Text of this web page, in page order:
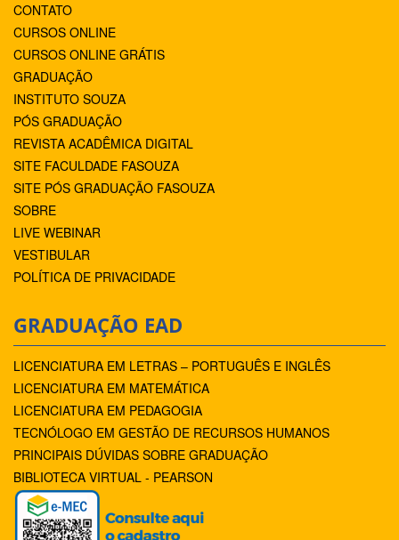
CONTATO
CURSOS ONLINE
CURSOS ONLINE GRÁTIS
GRADUAÇÃO
INSTITUTO SOUZA
PÓS GRADUAÇÃO
REVISTA ACADÊMICA DIGITAL
SITE FACULDADE FASOUZA
SITE PÓS GRADUAÇÃO FASOUZA
SOBRE
LIVE WEBINAR
VESTIBULAR
POLÍTICA DE PRIVACIDADE
GRADUAÇÃO EAD
LICENCIATURA EM LETRAS – PORTUGUÊS E INGLÊS
LICENCIATURA EM MATEMÁTICA
LICENCIATURA EM PEDAGOGIA
TECNÓLOGO EM GESTÃO DE RECURSOS HUMANOS
PRINCIPAIS DÚVIDAS SOBRE GRADUAÇÃO
BIBLIOTECA VIRTUAL - PEARSON